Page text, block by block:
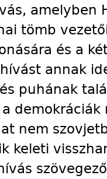
amelyben
tömb
és a
annak
puhának
nem
keleti